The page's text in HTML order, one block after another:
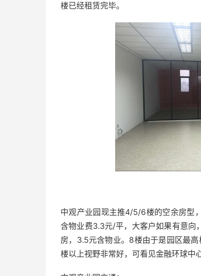
楼已经租赁完毕。
中观产业园现主推4/5/6楼的空余房型
含物业费3.3元/平，大客户如果有意向
房，3.5元含物业。8楼由于是园区最
楼以上视野非常好，可看见金融环球中